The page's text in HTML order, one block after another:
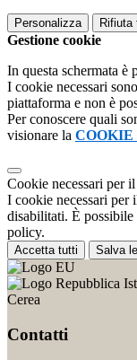
Personalizza Rifiuta
Gestione cookie
In questa schermata è
I cookie necessari
piattaforma e non è
Per conoscere quali
visionare la
Cookie necessari per
I cookie necessari per
disabilitati. È
policy.
Accetta tutti Salva
Cerea
Contatti